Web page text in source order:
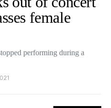
female
performing during a